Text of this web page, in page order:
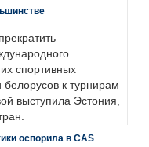
спортивных
к турнирам
выступила Эстония,
оспорила в CAS